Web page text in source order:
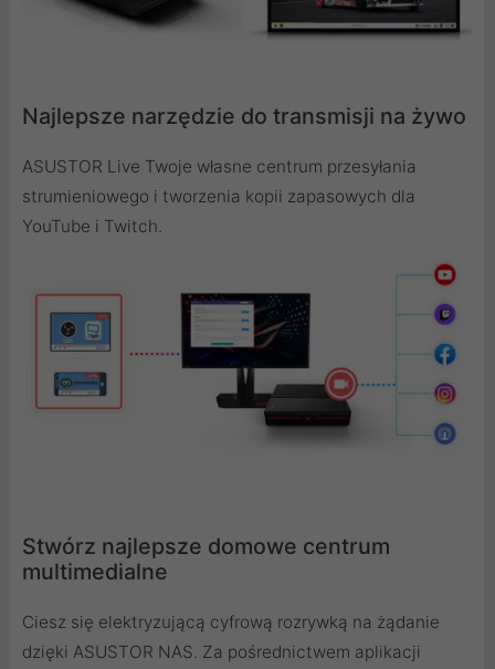
Najlepsze narzędzie do transmisji na żywo
ASUSTOR Live Twoje własne centrum przesyłania
strumieniowego i tworzenia kopii zapasowych dla
YouTube i Twitch.
Stwórz najlepsze domowe centrum
multimedialne
Ciesz się elektryzującą cyfrową rozrywką na żądanie
dzięki ASUSTOR NAS. Za pośrednictwem aplikacji